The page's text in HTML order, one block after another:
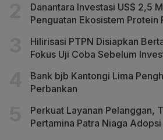
Danantara Investasi US$ 2,5
Penguatan Ekosistem Protein
Hilirisasi PTPN Disiapkan
Fokus Uji Coba Sebelum
Bank bjb Kantongi Lima
Perbankan
Perkuat Layanan Pelanggan,
Pertamina Patra Niaga